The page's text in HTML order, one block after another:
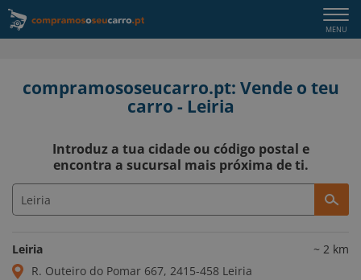
MENU
compramososeucarro.pt: Vende o teu
carro - Leiria
Introduz a tua cidade ou código postal e
encontra a sucursal mais próxima de ti.
Leiria ~ 2 km
R. Outeiro do Pomar 667, 2415-458 Leiria